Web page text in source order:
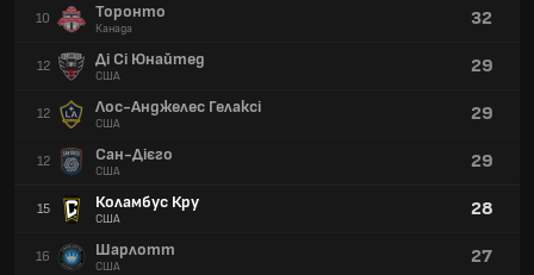
10 Торонто
Канада 32
12 Ді Сі Юнайтед
США 29
12 Лос-Анджелес Гелаксі
США 29
12 Сан-Дієго
США 29
15 Коламбус Кру
США 28
16 Шарлотт
США 27